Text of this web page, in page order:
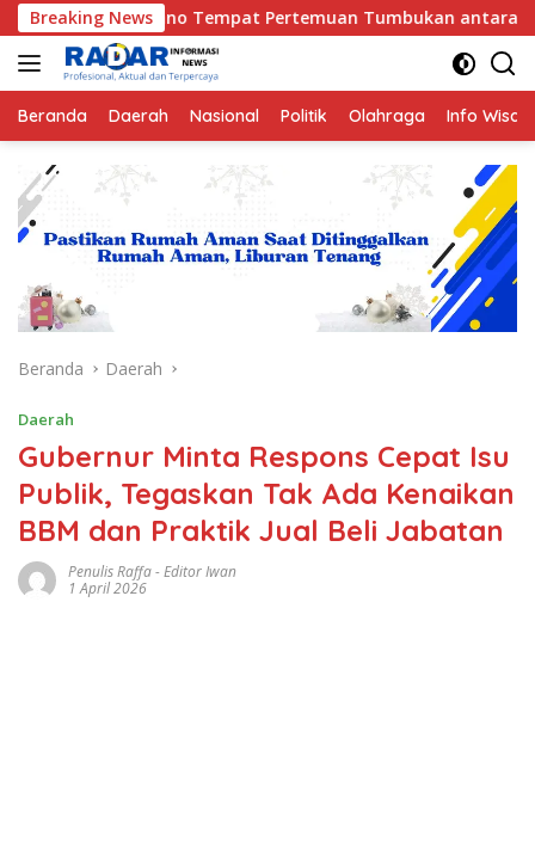
Langsung
ke
konten
Breaking News
Tempat Pertemuan Tumbukan antara Lempeng Indo-
Beranda Daerah Nasional Politik Olahraga Info
Beranda Daerah
Daerah
Gubernur Minta Respons Cepat Isu
Publik, Tegaskan Tak Ada Kenaikan
BBM dan Praktik Jual Beli Jabatan
Penulis Raffa - Editor Iwan
1 April 2026